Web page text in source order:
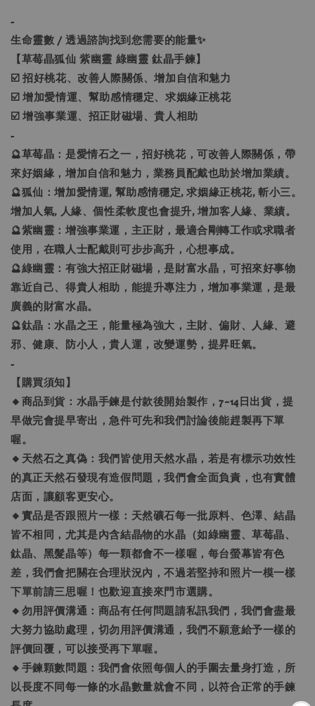
-
生命靈數 / 透過諮詢找到您需要的能量✨
【草莓晶狐仙 紫幽靈 綠幽靈 鈦晶手鍊】
☑️ 招好桃花、改善人際關係、增加自信和魅力
☑️ 增加愛情運、幫助感情穩定、求姻緣正桃花
☑️ 增強事業運、招正財磁場、貴人相助
-
🔮草莓晶：是愛情石之一，招好桃花，可改善人際關係，帶
來好姻緣，增加自信和魅力，業務員配戴也助於增加業績。
🔮狐仙：增加愛情運, 幫助感情穩定, 求姻緣正桃花, 斬小三。
增加人氣, 人緣、個性柔軟度也會提升, 增加客人緣、業績。
🔮紫幽靈：增強事業運，主正財，最適合剛轉工作或求職者
使用，在職人士配戴則可步步高升，心想事成。
🔮綠幽靈：有強大招正財磁場，是財富水晶，可招來好事物
靠近自己、得貴人相助，能提升專注力，增加事業運，是最
廣義的財富水晶。
🔮鈦晶：水晶之王，能量極為強大，主財、偏財、人緣、避
邪、健康、防小人，貴人運，改變運勢，提昇旺氣。
-
【購買須知】
🔸商品到貨：水晶手鍊是付款後開始製作，7~14日出貨，提
早做完會提早寄出，急件可先和我們討論後能趕製再下單
喔。
🔸天然石之真偽：我們皆使用天然水晶，若是有標示功效性
的真正天然石發現有造假問題，我們會全面負責，也有實體
店面，讓顧客更安心。
🔸實品是否跟照片一樣：天然礦石每一批原料、色澤、結晶
皆不相同，尤其是內含結晶物的水晶（如綠幽靈、草莓晶、
鈦晶、黑髮晶等）每一顆都會不一樣喔，每台螢幕皆有色
差，我們會把關在合理狀況內，不過若堅持和照片一模一樣
下單前請三思喔！也歡迎直接來門市選購。
🔸勿用評價溝通：商品有任何問題請私訊我們，我們會盡最
大努力協助處理，切勿用評價溝通，我們不願意給予一樣的
評價回覆，可以接受再下單喔。
🔸手鍊顆數問題：我們會依照每個人的手圍去量身打造，所
以長度不同每一條的水晶數量就會不同，以符合正常的手鍊